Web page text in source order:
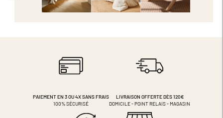
PAIEMENT EN 3 OU 4XSANS FRAIS
100% SÉCURISÉ
LIVRAISON OFFERTE DÈS 120€
DOMICILE - POINT RELAIS - MAGASIN